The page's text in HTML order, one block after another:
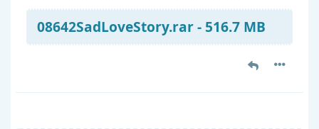
08642SadLoveStory.rar - 516.7 MB